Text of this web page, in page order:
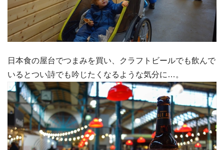
日本食の屋台でつまみを買い、クラフトビールでも飲んで
いるとつい詩でも吟じたくなるような気分に…。